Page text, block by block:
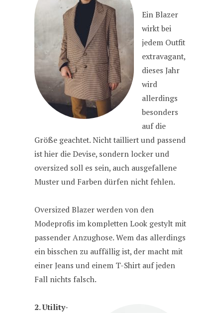
Ein Blazer
wirkt bei
jedem Outfit
extravagant,
dieses Jahr
wird
allerdings
besonders
auf die
Größe geachtet. Nicht tailliert und passend
ist hier die Devise, sondern locker und
oversized soll es sein, auch ausgefallene
Muster und Farben dürfen nicht fehlen.
Oversized Blazer werden von den
Modeprofis im kompletten Look gestylt mit
passender Anzughose. Wem das allerdings
ein bisschen zu auffällig ist, der macht mit
einer Jeans und einem T-Shirt auf jeden
Fall nichts falsch.
2. Utility-